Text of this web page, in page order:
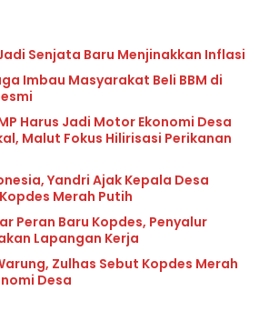
Senjata Baru Menjinakkan Inflasi
Imbau Masyarakat Beli BBM di
Harus Jadi Motor Ekonomi Desa
Malut Fokus Hilirisasi Perikanan
Yandri Ajak Kepala Desa
Merah Putih
Peran Baru Kopdes, Penyalur
Lapangan Kerja
Zulhas Sebut Kopdes Merah
Desa